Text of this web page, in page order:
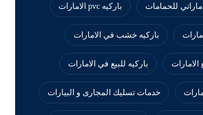
للحمامات باركيه pvc الامارات
باركيه خشب في الامارات
الامارات باركيه للبيع في الامارات
خدمات تسليك المجارى و البيارات